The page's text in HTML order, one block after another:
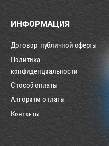
ИНФОРМАЦИЯ
Договор публичной оферты
Политика
конфиденциальности
Способ оплаты
Алгоритм оплаты
Контакты